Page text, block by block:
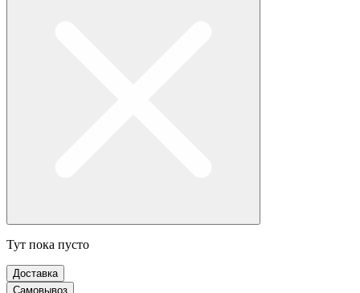
Тут пока пусто
Доставка
Самовывоз